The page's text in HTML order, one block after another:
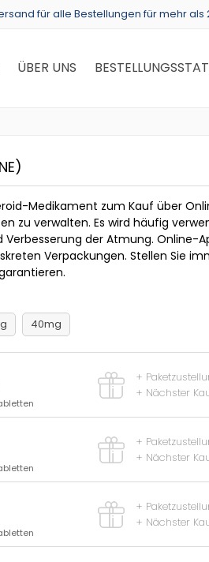
für alle Bestellungen für mehr als
ÜBER UNS
Medikament zum Kauf über
zu verwalten. Es wird häufig
der Atmung. Online-
Verpackungen. Stellen Sie
40mg
+
+ Nächster
+
+ Nächster
+
+ Nächster